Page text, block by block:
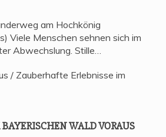
am Hochkönig
Viele Menschen sehnen sich im
Abwechslung. Stille…
WALD VORAUS